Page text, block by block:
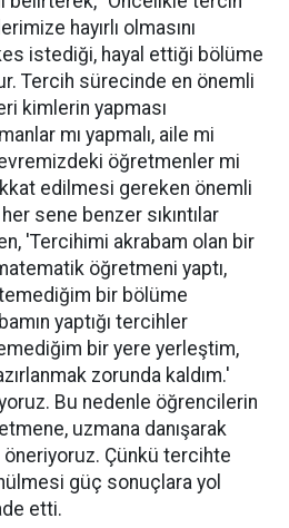
hayırlı olmasını
istediği, hayal ettiği bölüme
Tercih sürecinde en önemli
kimlerin yapması
mı yapmalı, aile mi
öğretmenler mi
edilmesi gereken önemli
sene benzer sıkıntılar
'Tercihimi akrabam olan bir
öğretmeni yaptı,
bir bölüme
yaptığı tercihler
bir yere yerleştim,
zorunda kaldım.'
Bu nedenle öğrencilerin
uzmana danışarak
öneriyoruz. Çünkü tercihte
güç sonuçlara yol
etti.